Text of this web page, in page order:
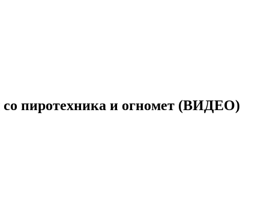
со пиротехника и огномет (ВИДЕО)